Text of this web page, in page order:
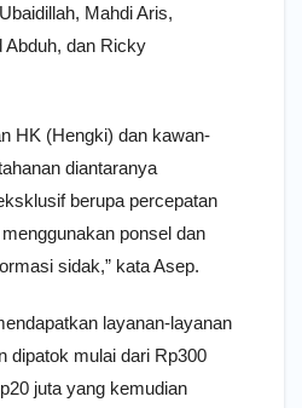
Mahdi Aris,
Abduh, dan Ricky
HK (Hengki) dan kawan-
diantaranya
berupa percepatan
ponsel dan
sidak,” kata Asep.
layanan-layanan
dipatok mulai dari Rp300
juta yang kemudian